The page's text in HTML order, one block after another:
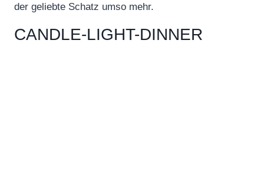
der geliebte Schatz umso mehr.
CANDLE-LIGHT-DINNER